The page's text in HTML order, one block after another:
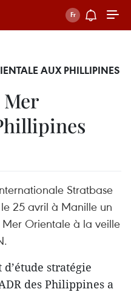
AUX PHILLIPINES
Stratbase
25 avril à Manille un
Orientale à la veille
stratégie
des Philippines a